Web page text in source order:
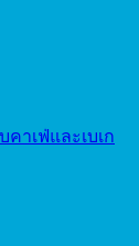
คาเฟ่และเบเก